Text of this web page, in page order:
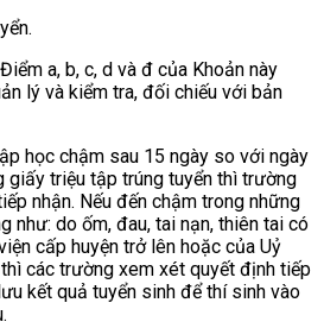
a, b, c, d và đ của Khoản này
lý và kiểm tra, đối chiếu với bản
học chậm sau 15 ngày so với ngày
giấy triệu tập trúng tuyển thì trường
nhận. Nếu đến chậm trong những
như: do ốm, đau, tai nạn, thiên tai có
cấp huyện trở lên hoặc của Uỷ
các trường xem xét quyết định tiếp
kết quả tuyển sinh để thí sinh vào